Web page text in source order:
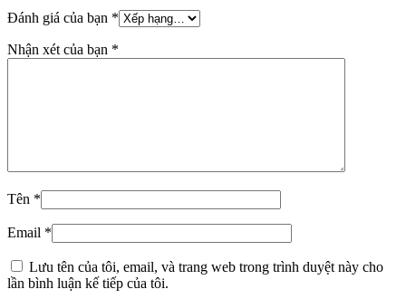
Đánh giá của bạn *
Nhận xét của bạn *
Tên *
Email *
Lưu tên của tôi, email, và trang web trong trình duyệt này cho
lần bình luận kế tiếp của tôi.